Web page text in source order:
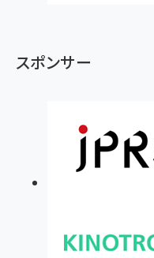
スポンサー